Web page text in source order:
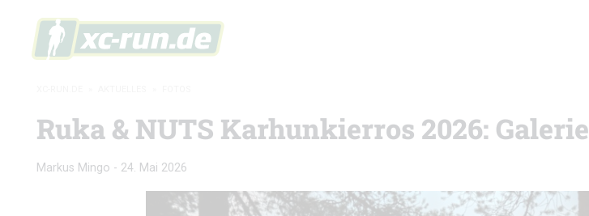
Ruka & NUTS Karhunkierros 2026: Galerie
Markus Mingo - 24. Mai 2026